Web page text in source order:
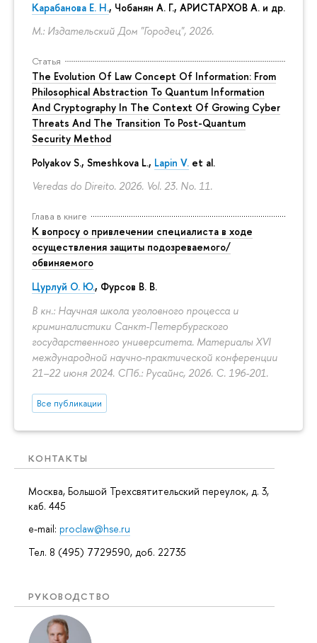
Карабанова Е. Н., Чобанян А. Г., АРИСТАРХОВ А. и др.
М.: Издательский Дом "Городец", 2026.
Статья
The Evolution Of Law Concept Of Information: From
Philosophical Abstraction To Quantum Information
And Cryptography In The Context Of Growing Cyber
Threats And The Transition To Post-Quantum
Security Method
Polyakov S., Smeshkova L., Lapin V. et al.
Veredas do Direito. 2026. Vol. 23. No. 11.
Глава в книге
К вопросу о привлечении специалиста в ходе
осуществления защиты подозреваемого/
обвиняемого
Цурлуй О. Ю., Фурсов В. В.
В кн.: Научная школа уголовного процесса и
криминалистики Санкт-Петербургского
государственного университета. Материалы XVI
международной научно-практической конференции
21–22 июня 2024. СПб.: Русайнс, 2026. С. 196-201.
Все публикации
КОНТАКТЫ
Москва, Большой Трехсвятительский переулок, д. 3,
каб. 445
e-mail: proclaw@hse.ru
Тел. 8 (495) 7729590, доб. 22735
РУКОВОДСТВО